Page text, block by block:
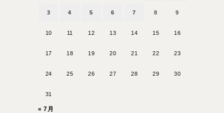
3 4 5 6 7 8 9
10 11 12 13 14 15 16
17 18 19 20 21 22 23
24 25 26 27 28 29 30
31
« 7月